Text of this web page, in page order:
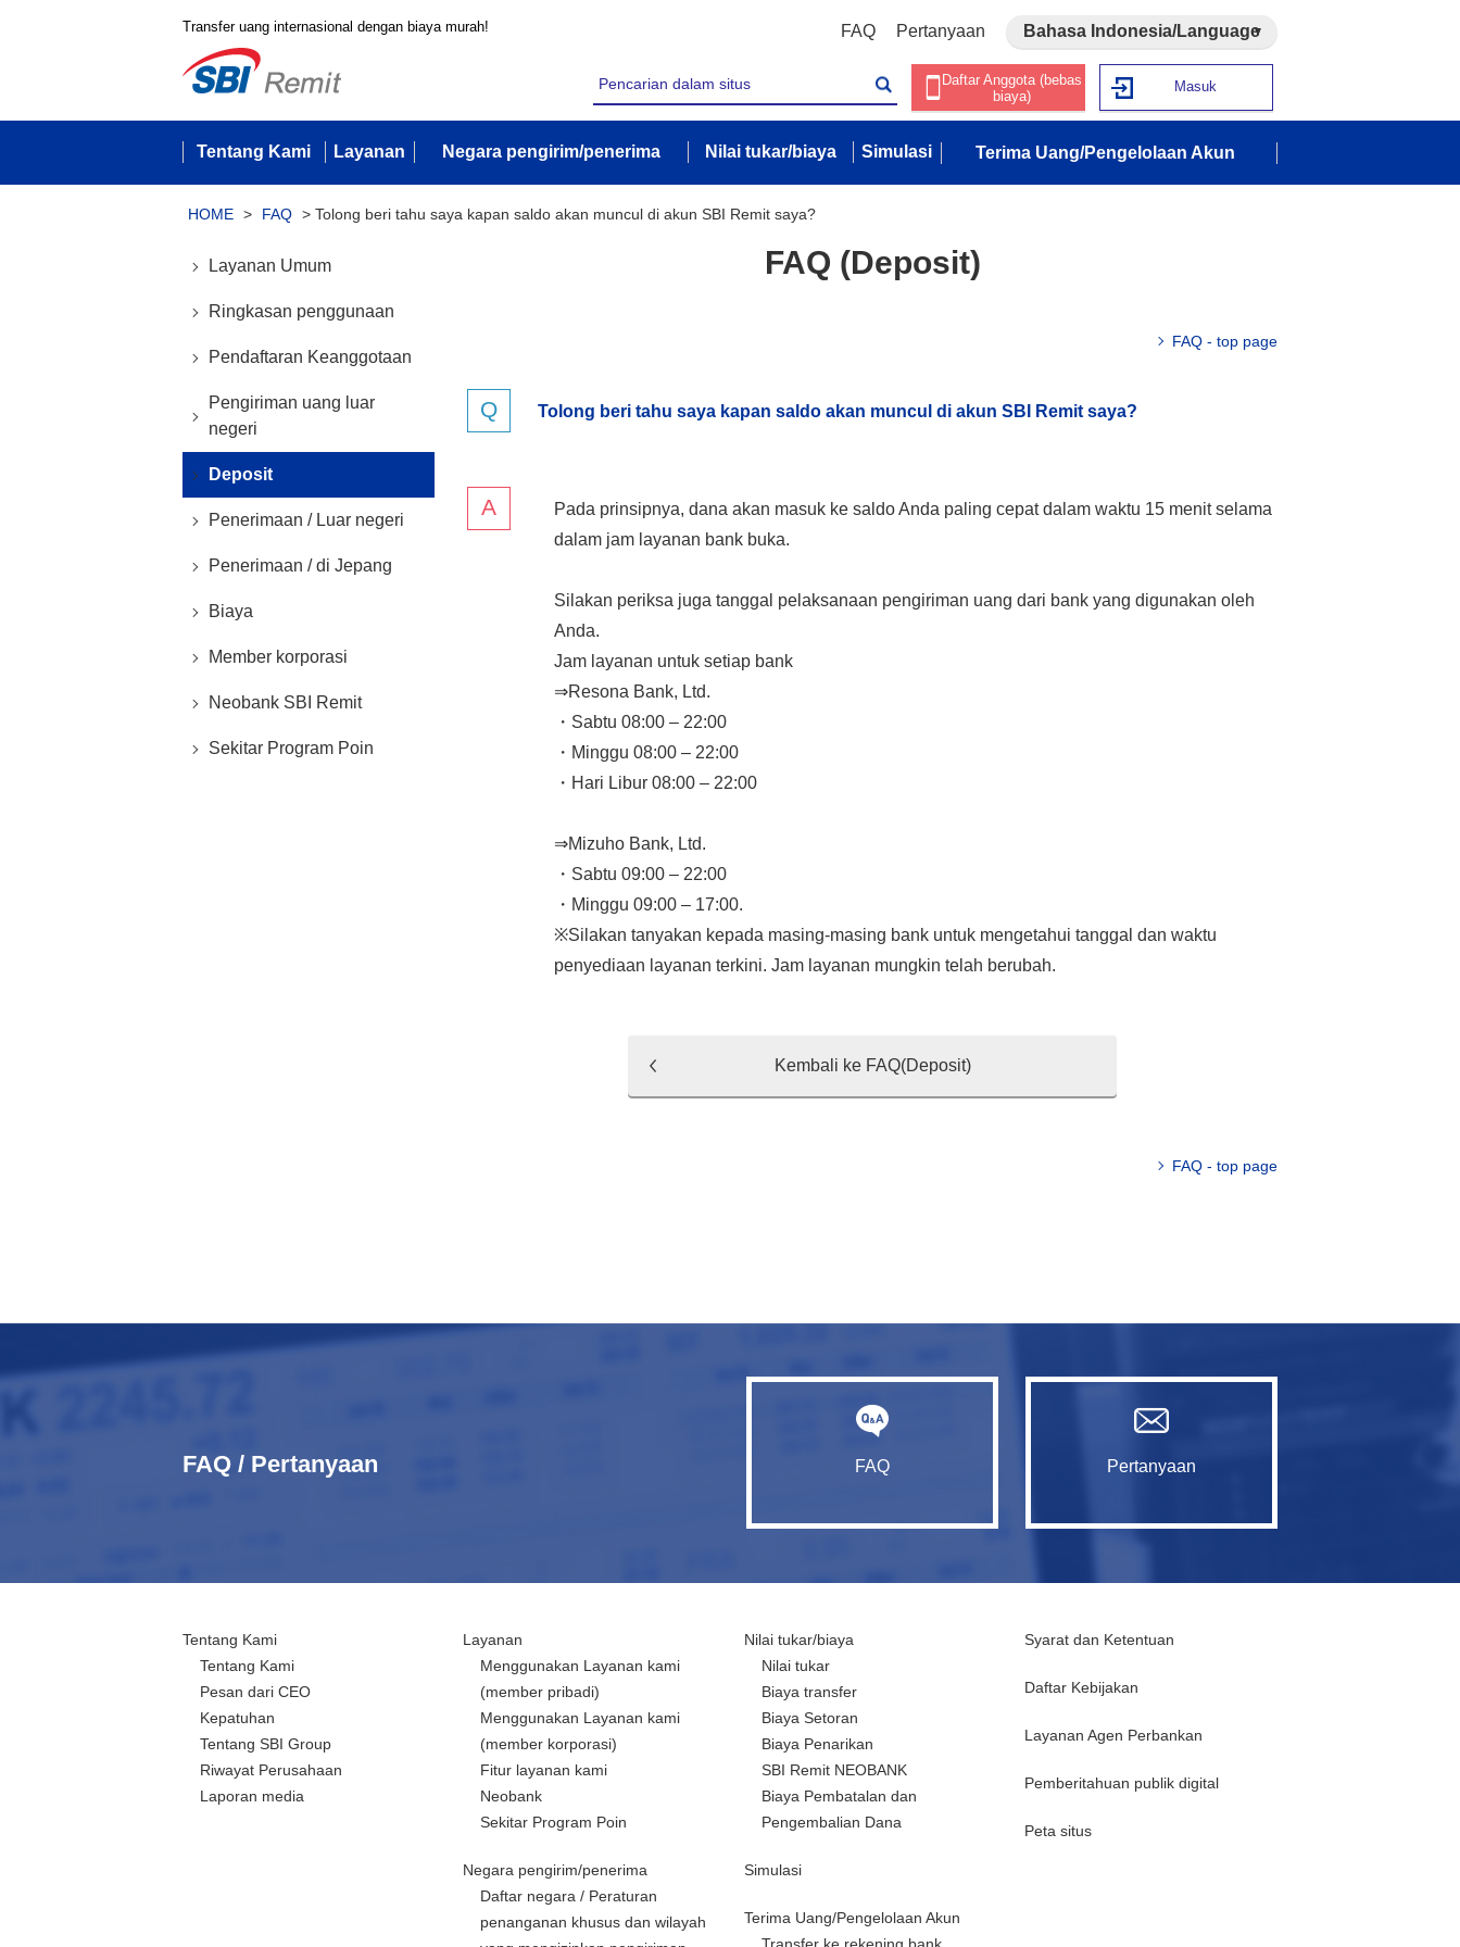
Transfer uang internasional dengan biaya murah! FAQ Pertanyaan Bahasa Indonesia/Language
Daftar Anggota (bebas
biaya)
Masuk
Tentang Kami Layanan Negara pengirim/penerima Nilai tukar/biaya Simulasi Terima Uang/Pengelolaan Akun
HOME > FAQ > Tolong beri tahu saya kapan saldo akan muncul di akun SBI Remit saya?
FAQ (Deposit)
FAQ - top page
Tolong beri tahu saya kapan saldo akan muncul di akun SBI Remit saya?
Pada prinsipnya, dana akan masuk ke saldo Anda paling cepat dalam waktu 15 menit selama
dalam jam layanan bank buka.
Silakan periksa juga tanggal pelaksanaan pengiriman uang dari bank yang digunakan oleh
Anda.
Jam layanan untuk setiap bank
⇒Resona Bank, Ltd.
・Sabtu 08:00 – 22:00
・Minggu 08:00 – 22:00
・Hari Libur 08:00 – 22:00
⇒Mizuho Bank, Ltd.
・Sabtu 09:00 – 22:00
・Minggu 09:00 – 17:00.
※Silakan tanyakan kepada masing-masing bank untuk mengetahui tanggal dan waktu
penyediaan layanan terkini. Jam layanan mungkin telah berubah.
Kembali ke FAQ(Deposit)
FAQ - top page
Layanan Umum
Ringkasan penggunaan
Pendaftaran Keanggotaan
Pengiriman uang luar
negeri
Deposit
Penerimaan / Luar negeri
Penerimaan / di Jepang
Biaya
Member korporasi
Neobank SBI Remit
Sekitar Program Poin
FAQ / Pertanyaan FAQ Pertanyaan
Tentang Kami
Tentang Kami
Pesan dari CEO
Kepatuhan
Tentang SBI Group
Riwayat Perusahaan
Laporan media
Layanan
Menggunakan Layanan kami
(member pribadi)
Menggunakan Layanan kami
(member korporasi)
Fitur layanan kami
Neobank
Sekitar Program Poin
Negara pengirim/penerima
Daftar negara / Peraturan
penanganan khusus dan wilayah
Nilai tukar/biaya
Nilai tukar
Biaya transfer
Biaya Setoran
Biaya Penarikan
SBI Remit NEOBANK
Biaya Pembatalan dan
Pengembalian Dana
Simulasi
Terima Uang/Pengelolaan Akun
Syarat dan Ketentuan
Daftar Kebijakan
Layanan Agen Perbankan
Pemberitahuan publik digital
Peta situs